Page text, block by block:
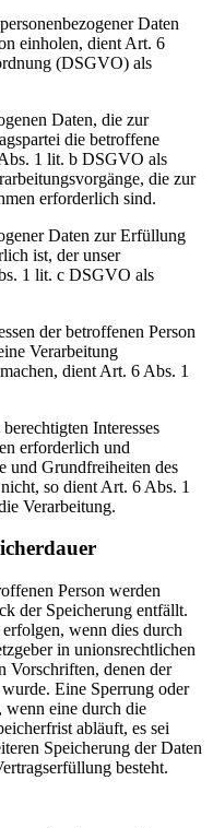
Daten
einholen, dient Art. 6
(DSGVO) als
Daten, die zur
die betroffene
1 lit. b DSGVO als
die zur
erforderlich sind.
Daten zur Erfüllung
ist, der unser
1 lit. c DSGVO als
der betroffenen Person
Verarbeitung
dient Art. 6 Abs. 1
Interesses
erforderlich und
und Grundfreiheiten des
so dient Art. 6 Abs. 1
Verarbeitung.
Person werden
der Speicherung entfällt.
wenn dies durch
in unionsrechtlichen
Vorschriften, denen der
Eine Sperrung oder
wenn eine durch die
abläuft, es sei
Speicherung der Daten
besteht.